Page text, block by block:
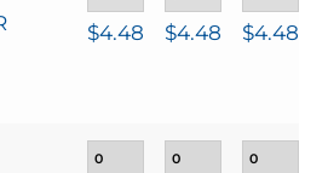
$4.48 $4.48 $4.48